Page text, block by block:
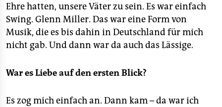
Ehre hatten, unsere Väter zu sein. Es war einfach
Swing. Glenn Miller. Das war eine Form von
Musik, die es bis dahin in Deutschland für mich
nicht gab. Und dann war da auch das Lässige.
War es Liebe auf den ersten Blick?
Es zog mich einfach an. Dann kam – da war ich